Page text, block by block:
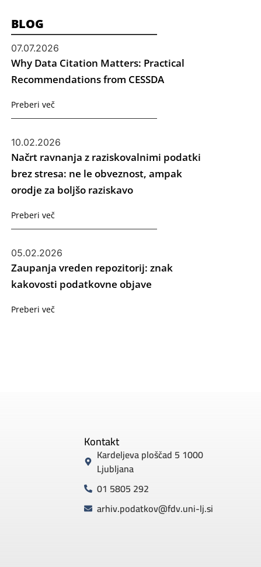
BLOG
07.07.2026
Why Data Citation Matters: Practical
Recommendations from CESSDA
Preberi več
10.02.2026
Načrt ravnanja z raziskovalnimi podatki
brez stresa: ne le obveznost, ampak
orodje za boljšo raziskavo
Preberi več
05.02.2026
Zaupanja vreden repozitorij: znak
kakovosti podatkovne objave
Preberi več
Kontakt
Kardeljeva ploščad 5 1000
Ljubljana
01 5805 292
arhiv.podatkov@fdv.uni-lj.si